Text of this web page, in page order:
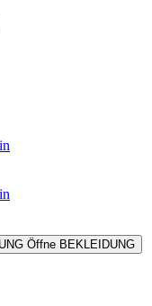
Öffne BEKLEIDUNG